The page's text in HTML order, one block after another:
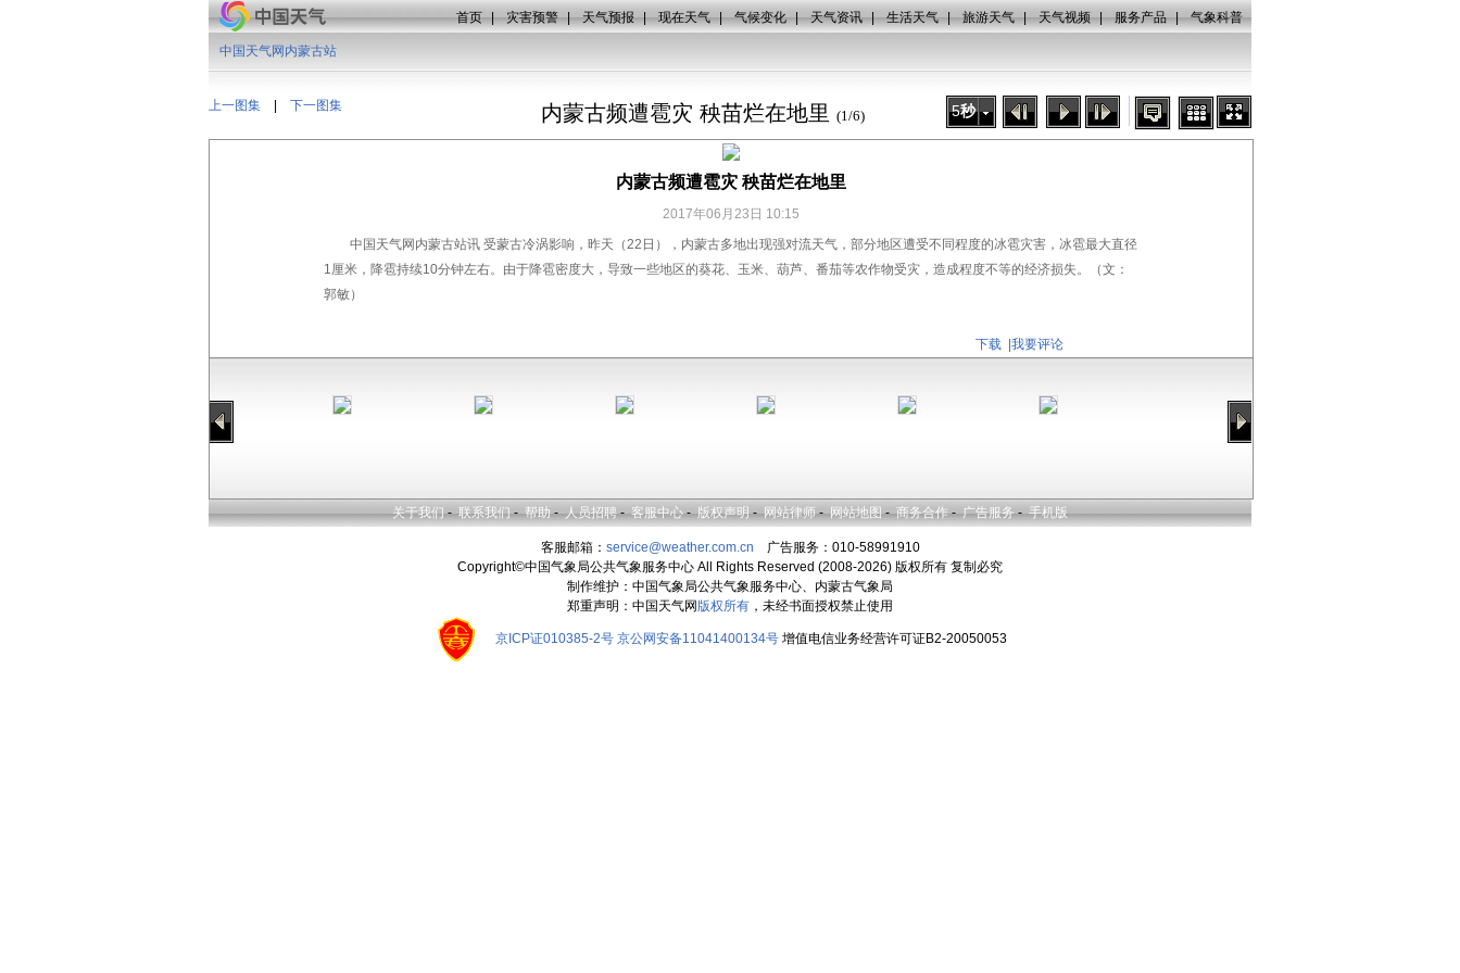
首页 | 灾害预警 | 天气预报 | 现在天气 | 气候变化 | 天气资讯 | 生活天气 | 旅游天气 | 天气视频 | 服务产品 | 气象科普
上一图集 下一图集
中国天气网内蒙古站
内蒙古频遭雹灾 秧苗烂在地里 (1/6) 5秒
内蒙古频遭雹灾 秧苗烂在地里
2017年06月23日 10:15
中国天气网内蒙古站讯 受蒙古冷涡影响，昨天（22日），内蒙古多地出现强对流天气，部分地区遭受不同程度的冰雹灾害，冰雹最大直径
1厘米，降雹持续10分钟左右。由于降雹密度大，导致一些地区的葵花、玉米、葫芦、番茄等农作物受灾，造成程度不等的经济损失。（文：
郭敏）
下载 我要评论
关于我们 - 联系我们 - 帮助 - 人员招聘 - 客服中心 - 版权声明 - 网站律师 - 网站地图 - 商务合作 - 广告服务 - 手机版
客服邮箱： service@weather.com.cn 广告服务：010-58991910
Copyright©中国气象局公共气象服务中心 All Rights Reserved (2008-2026) 版权所有 复制必究
制作维护：中国气象局公共气象服务中心、内蒙古气象局
郑重声明：中国天气网 版权所有 ，未经书面授权禁止使用
京ICP证010385-2号 京公网安备11041400134号增值电信业务经营许可证B2-20050053